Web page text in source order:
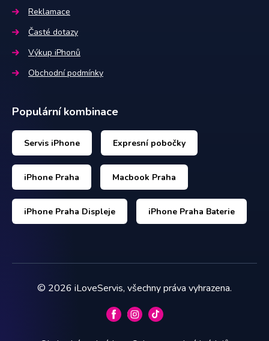
Reklamace
Časté dotazy
Výkup iPhonů
Obchodní podmínky
Populární kombinace
Servis iPhone Expresní pobočky
iPhone Praha Macbook Praha
iPhone Praha Displeje iPhone Praha Baterie
© 2026 iLoveServis, všechny práva vyhrazena.